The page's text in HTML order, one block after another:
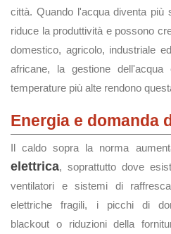
città. Quando l'acqua diventa
riduce la produttività e possono
domestico, agricolo, industriale
africane, la gestione
temperature più alte rendono
Energia e domanda
Il caldo sopra la norma
elettrica, soprattutto dove
ventilatori e sistemi di
elettriche fragili, i picchi di
blackout o riduzioni della